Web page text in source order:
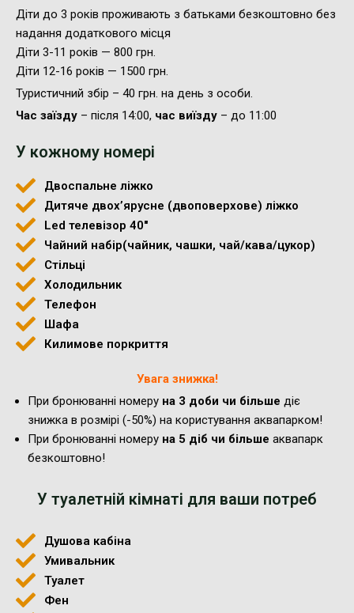
Діти до 3 років проживають з батьками безкоштовно без
надання додаткового місця
Діти 3-11 років — 800 грн.
Діти 12-16 років — 1500 грн.
Туристичний збір – 40 грн. на день з особи.
Час заїзду – після 14:00, час виїзду – до 11:00
У кожному номері
Двоспальне ліжко
Дитяче двох’ярусне (двоповерхове) ліжко
Led телевізор 40''
Чайний набір(чайник, чашки, чай/кава/цукор)
Стільці
Холодильник
Телефон
Шафа
Килимове поркриття
Увага знижка!
При бронюванні номеру на 3 доби чи більше діє
знижка в розмірі (-50%) на користування аквапарком!
При бронюванні номеру на 5 діб чи більше аквапарк
безкоштовно!
У туалетній кімнаті для ваши потреб
Душова кабіна
Умивальник
Туалет
Фен